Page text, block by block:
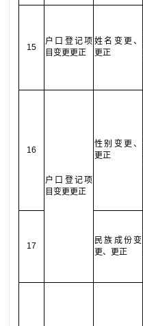
15
户口登记项
目变更更正
姓名变更、
更正
16
户口登记项
目变更更正
性别变更、
更正
17
民族成份变
更、更正